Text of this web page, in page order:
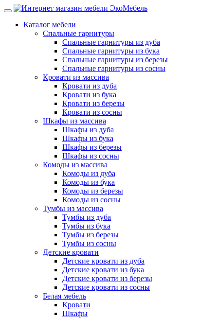
Каталог мебели
Спальные гарнитуры
Спальные гарнитуры из дуба
Спальные гарнитуры из бука
Спальные гарнитуры из березы
Спальные гарнитуры из сосны
Кровати из массива
Кровати из дуба
Кровати из бука
Кровати из березы
Кровати из сосны
Шкафы из массива
Шкафы из дуба
Шкафы из бука
Шкафы из березы
Шкафы из сосны
Комоды из массива
Комоды из дуба
Комоды из бука
Комоды из березы
Комоды из сосны
Тумбы из массива
Тумбы из дуба
Тумбы из бука
Тумбы из березы
Тумбы из сосны
Детские кровати
Детские кровати из дуба
Детские кровати из бука
Детские кровати из березы
Детские кровати из сосны
Белая мебель
Кровати
Шкафы